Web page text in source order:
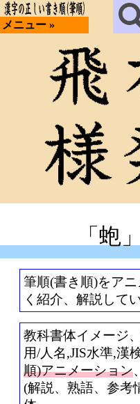
メニュー »
「蚫
筆順(書き順)をア
く紹介、解説して
教科書体イメージ
用/人名,JIS水準,漢
順)アニメーション、
(解説、熟語、参考